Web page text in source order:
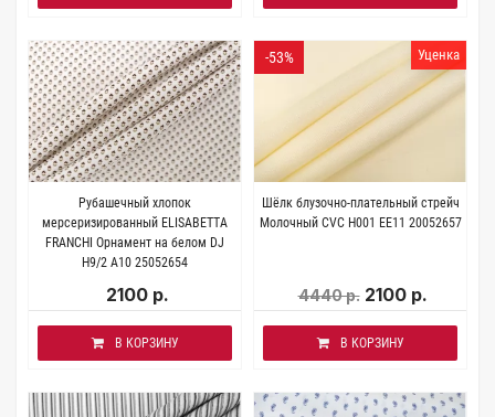
Рубашечный хлопок
мерсеризированный ELISABETTA
FRANCHI Орнамент на белом DJ
H9/2 А10 25052654
2100 р.
В КОРЗИНУ
Уценка
-53%
Шёлк блузочно-плательный стрейч
Молочный CVC H001 EE11 20052657
4440 р. 2100 р.
В КОРЗИНУ